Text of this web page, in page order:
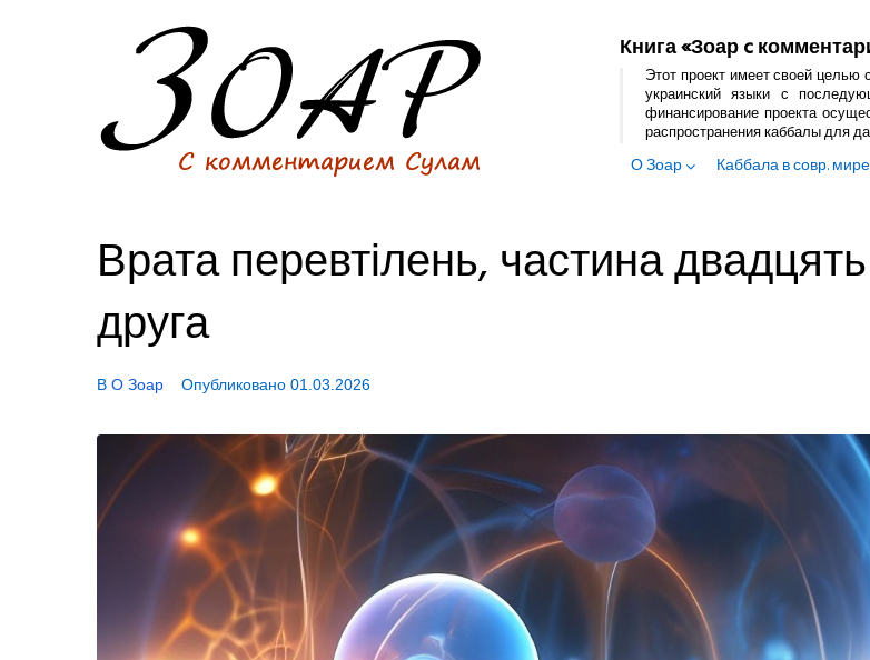
Книга «Зоар c
Этот проект имеет своей целью
украинский языки с
финансирование проекта
распространения каббалы для
О Зоар Каббала в совр. мире
Врата перевтілень, частина двадцять
друга
В О Зоар Опубликовано 01.03.2026